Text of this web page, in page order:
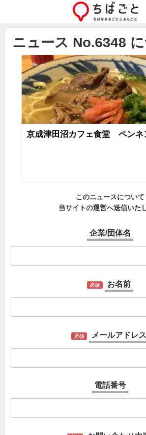
ニュース No.6348
京成津田沼カフェ食堂 ペンネ
このニュースについて
当サイトの運営へ送信いた
企業/団体名
必須 お名前
必須 メールアドレス
電話番号